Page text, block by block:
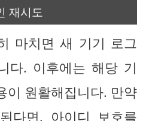
재시도
마치면 새 기기 로그
다. 이후에는 해당 기
이 원활해집니다. 만약
다면, 아이디 보호를